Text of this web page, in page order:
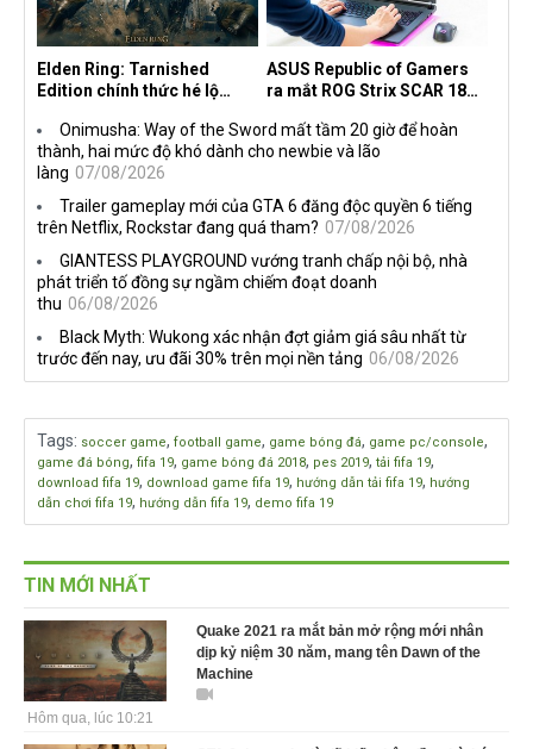
Elden Ring: Tarnished
Edition chính thức hé lộ
ASUS Republic of Gamers
ra mắt ROG Strix SCAR 18
Onimusha: Way of the Sword mất tầm 20 giờ để hoàn
thành, hai mức độ khó dành cho newbie và lão
làng 07/08/2026
Trailer gameplay mới của GTA 6 đăng độc quyền 6 tiếng
trên Netflix, Rockstar đang quá tham? 07/08/2026
GIANTESS PLAYGROUND vướng tranh chấp nội bộ, nhà
phát triển tố đồng sự ngầm chiếm đoạt doanh
thu 06/08/2026
Black Myth: Wukong xác nhận đợt giảm giá sâu nhất từ
trước đến nay, ưu đãi 30% trên mọi nền tảng 06/08/2026
Tags: soccer game, football game, game bóng đá, game pc/console,
game đá bóng, fifa 19, game bóng đá 2018, pes 2019, tải fifa 19,
download fifa 19, download game fifa 19, hướng dẫn tải fifa 19, hướng
dẫn chơi fifa 19, hướng dẫn fifa 19, demo fifa 19
TIN MỚI NHẤT
Quake 2021 ra mắt bản mở rộng mới nhân
dịp kỷ niệm 30 năm, mang tên Dawn of the
Machine
Hôm qua, lúc 10:21